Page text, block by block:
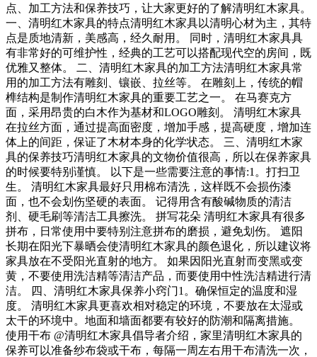
点、加工方法和保养技巧，让大家更好的了解清明红木家具。
一、清明红木家具的特点清明红木家具以清明心材为主，其特
点是质地清新，美感高，经久耐用。 同时，清明红木家具具
有非常好的可维护性，经典的工艺可以搭配现代空的房间，既
优雅又整体。 二、清明红木家具的加工方法清明红木家具常
用的加工方法有雕刻、镶嵌、拉丝等。 在雕刻上，传统的帽
榫结构是制作清明红木家具的重要工艺之一。 在马赛克方
面，采用昂贵的白木作为基材和LOGO雕刻。 清明红木家具
在拉丝方面，通过提高面密度，增加手感，提高硬度，增加连
体上的间距，保证了木材本身的化学状态。 三、清明红木家
具的保养技巧清明红木家具的文物价值很高，所以在保养家具
的时候要特别谨慎。 以下是一些需要注意的事情:1。打扫卫
生。 清明红木家具最好只用棉布清洗，这样既不会损伤漆
面，也不会划伤坚硬的表面。 记得用含有酸碱物质的清洁
剂、硬毛刷等清洁工具擦洗。 拼写花朵 清明红木家具有很多
拼布，日常使用中要特别注意拼布的磨损，避免划伤。 遮阳
长期在阳光下暴晒会使清明红木家具的颜色退化，所以建议将
家具放在不受阳光直射的地方。 如果因阳光直射而变黑或变
黄，不要使用洗洁精等清洁产品，而要使用中性洗洁精进行清
洁。 四、清明红木家具保养小窍门1。确保恒定的温度和湿
度。 清明红木家具更喜欢相对稳定的环境，不要放在太湿或
太干的环境中。地面和墙面都要有较好的防潮和隔离措施。
使用干布 @清明红木家具倡导者介绍，家里清明红木家具的
保养可以准备纱布袋或干布，每隔一周左右用干布清洗一次，